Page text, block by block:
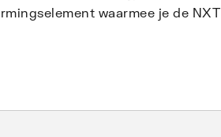
waarmee je de NXT